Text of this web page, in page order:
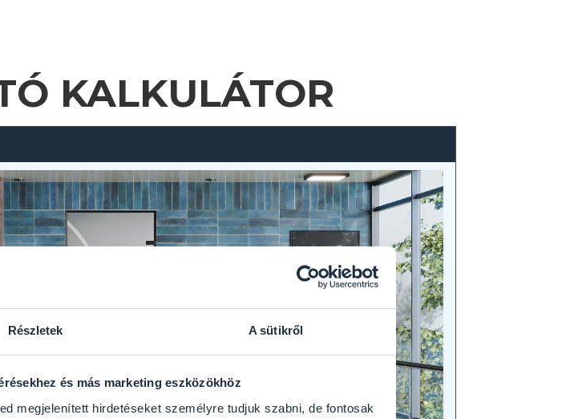
Részletek A sütikről
és más marketing eszközökhöz
megjelenített hirdetéseket személyre tudjuk szabni, de fontosak
KALKULÁTOR